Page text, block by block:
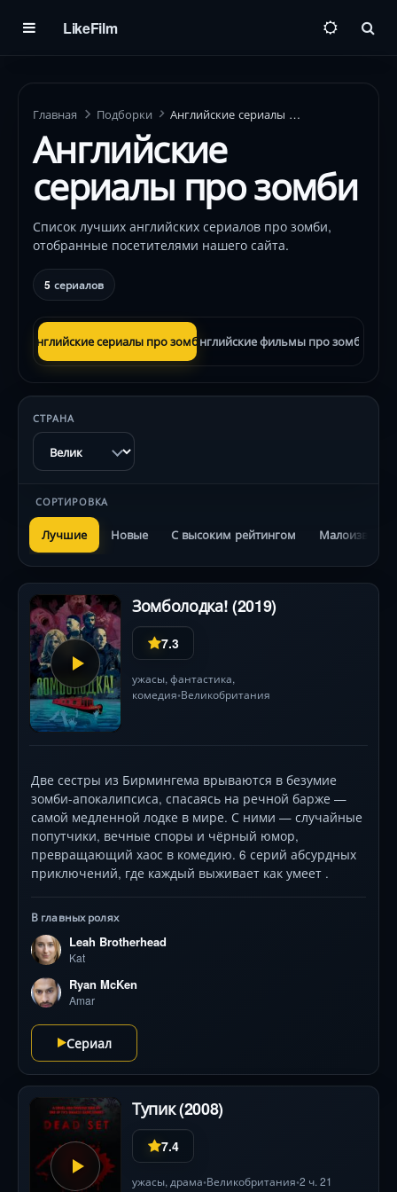
LikeFilm
Главная Подборки Английские сериалы про зомби
Английские
сериалы про зомби
Список лучших английских сериалов про зомби,
отобранные посетителями нашего сайта.
5 сериалов
Английские сериалы про зомбиАнглийские фильмы про зомби
СТРАНА
СОРТИРОВКА
Лучшие Новые С высоким рейтингом
Зомболодка! (2019)
7.3
ужасы, фантастика,
комедия•Великобритания
Две сестры из Бирмингема врываются в безумие
зомби-апокалипсиса, спасаясь на речной барже —
самой медленной лодке в мире. С ними — случайные
попутчики, вечные споры и чёрный юмор,
превращающий хаос в комедию. 6 серий абсурдных
приключений, где каждый выживает как умеет .
В главных ролях
Leah Brotherhead
Kat
Ryan McKen
Amar
Сериал
Тупик (2008)
7.4
ужасы, драма•Великобритания•2 ч. 21